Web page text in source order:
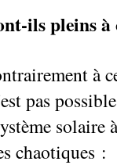
ils pleins
à
pas
solaire
chaotiques :